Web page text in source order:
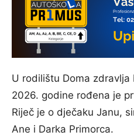
U rodilištu Doma zdravlja
2026. godine rođena je
Riječ je o dječaku Janu,
Ane i Darka Primorca.